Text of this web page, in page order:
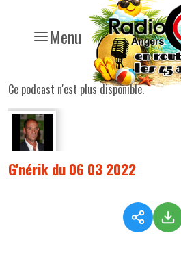
Menu
Ce podcast n'est plus disponible.
G'nérik du 06 03 2022